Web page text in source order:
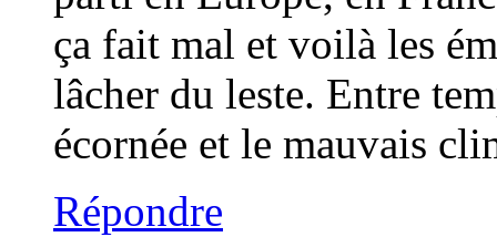
ça fait mal et voilà les
lâcher du leste. Entre
écornée et le mauvais
Répondre